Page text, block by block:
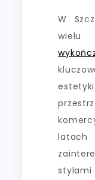
W
latach
stylami